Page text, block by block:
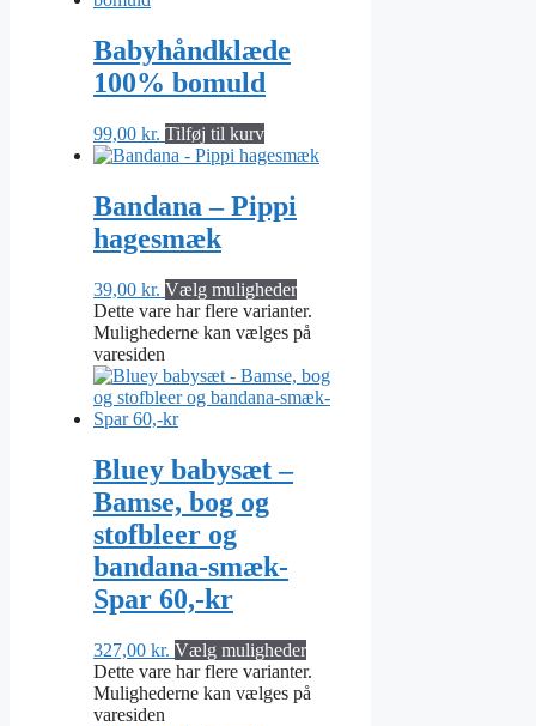
Babyhåndklæde
100% bomuld
99,00 kr. Tilføj til kurv
Bandana – Pippi
hagesmæk
39,00 kr. Vælg muligheder
Dette vare har flere varianter.
Mulighederne kan vælges på
varesiden
Bluey babysæt –
Bamse, bog og
stofbleer og
bandana-smæk-
Spar 60,-kr
327,00 kr. Vælg muligheder
Dette vare har flere varianter.
Mulighederne kan vælges på
varesiden